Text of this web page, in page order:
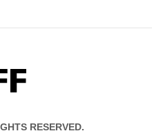
KFF
RESERVED.